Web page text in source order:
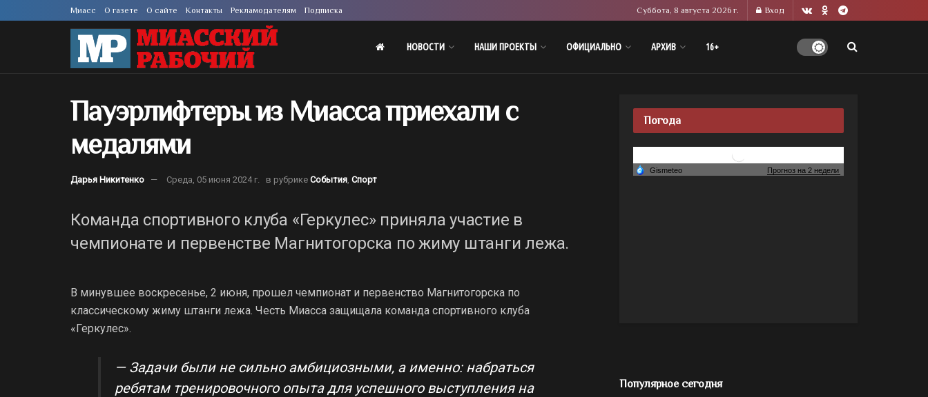
Миасс О газете О сайте Контакты Рекламодателям Подписка Суббота, 8 августа 2026 г. Вход
НОВОСТИ НАШИ ПРОЕКТЫ ОФИЦИАЛЬНО АРХИВ 16+
Пауэрлифтеры из Миасса приехали с
медалями
Дарья Никитенко Среда, 05 июня 2024 г. в рубрике События Спорт
Команда спортивного клуба «Геркулес» приняла участие в
чемпионате и первенстве Магнитогорска по жиму штанги лежа.
В минувшее воскресенье, 2 июня, прошел чемпионат и первенство Магнитогорска по
классическому жиму штанги лежа. Честь Миасса защищала команда спортивного клуба
«Геркулес».
— Задачи были не сильно амбициозными, а именно: набраться
ребятам тренировочного опыта для успешного выступления на
Погода
Популярное сегодня